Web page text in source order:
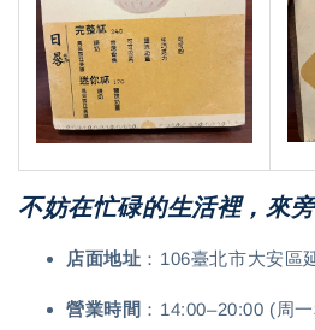
不妨在忙碌的生活裡，來
店面地址 ：106臺北市大安區
營業時間 ：14:00–20:00 (周